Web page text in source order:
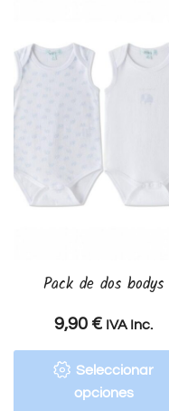
Pack de dos bodys
9,90 € IVA Inc.
Seleccionar
opciones